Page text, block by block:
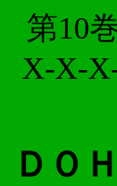
第
X-X-
ＤＯ